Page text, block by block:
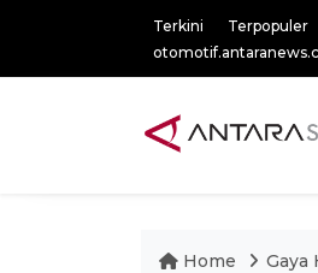
Terkini Terpopuler
Home Gaya